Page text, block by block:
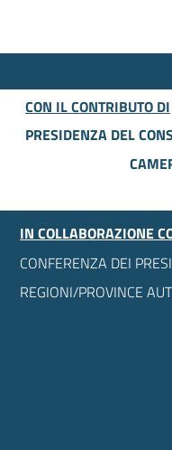
CON IL CONTRIBUTO DI
PRESIDENZA DEL
IN COLLABORAZIONE
CONFERENZA DEI
REGIONI/PROVINCE